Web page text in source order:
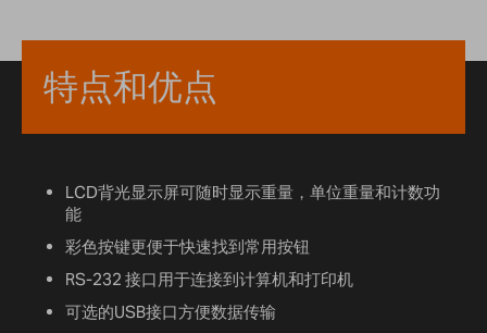
特点和优点
LCD背光显示屏可随时显示重量，单位重量和计数功
能
彩色按键更便于快速找到常用按钮
RS-232 接口用于连接到计算机和打印机
可选的USB接口方便数据传输